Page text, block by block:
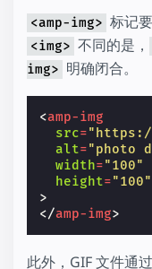
<amp-img> 标记
<img> 不同的是，
img> 明确闭合。
<amp-img
src=
alt="photo
width="100"
height="100"
>
</amp-img>
此外，GIF 文件通过